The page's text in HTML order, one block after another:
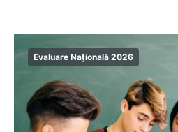
Evaluare Națională 2026